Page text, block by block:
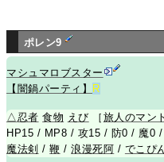
ポレン9
マシュマロブスター
【闇鍋パーティ】
R
△ 忍者 食物 えび ［ 旅人のマント
HP15 / MP8 / 攻15 / 防0 / 魔0
魔法剣 /鞭 /浪漫死阿 / でこぴ